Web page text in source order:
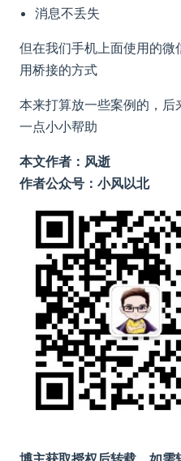
消息不丢失
但在我们手机上面使用的
用桥接的方式
本来打算放一些案例的，
一点小小帮助
本文作者：风逝
作者公众号：小风以北